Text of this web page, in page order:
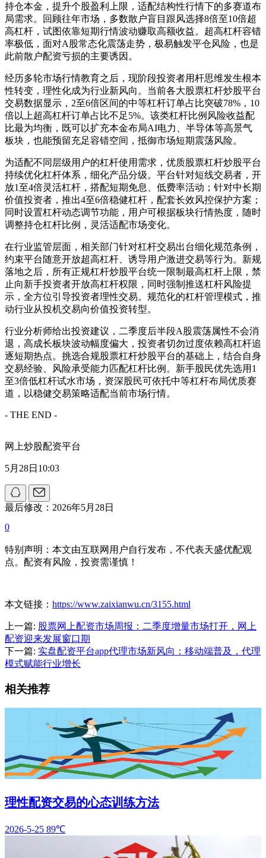
持仓本金，提升个股盈利上限，适配结构性行情下的多赛道布
局需求。回顾往年市场，多数散户盲目跟风选择8倍至10倍超
高杠杆，试图依靠短期行情波动赚取高额收益。超高杠杆容错
率极低，面对A股常态化震荡走势，极易触发平仓风险，也是
此前散户配资亏损的主要诱因。
经历多轮市场行情教育之后，现阶段投资者用杆思维发生根本
性转变，理性化成为行业新风向。当前各大股票杠杆炒股平台
交易数据显示，2至6倍区间的中等杠杆订单占比突破78%，10
倍以上超高杠杆订单占比不足5%。该类杠杆比例风险收益配
比最为均衡，既可以扩充本金布局AI电力、半导体等高景气
板块，也能预留充足容错空间，抵御市场短期震荡风险。
为适配不同层级用户的杠杆使用需求，优质股票杠杆炒股平台
持续优化杠杆体系，细化产品分级。平台针对短线交易者，开
放1至4倍灵活杠杆，搭配短期免息、低费率活动；针对中长期
价值投资者，推出4至6倍稳健杠杆，配套长效风控保护方案；
同时设置杠杆动态调节功能，用户可根据板块行情热度，随时
调整持仓杠杆比例，灵活适配市场变化。
在行业监管层面，相关部门针对杠杆交易出台细化规范条例，
约束平台随意开放超高杠杆、诱导用户激进交易等行为。新规
落地之后，所有正规杠杆炒股平台统一限制最高杠杆上限，禁
止向新手投资者开放高杠杆权限，同时强制推送杠杆风险提
示，全方位引导投资者理性交易。规范化的杠杆管理模式，推
动行业从投机交易向价值投资转型。
行业分析师给出投资建议，二季度后半段A股震荡属性不会消
退，高成长板块波动幅度偏大，投资者切勿过度依赖高杠杆追
逐短期热点。挑选合规股票杠杆炒股平台的基础上，结合自身
交易经验、风险承受能力匹配杠杆比例。新手股民优先选用1
至3倍低杠杆试水市场，资深股民可依托中等杠杆布局优质赛
道，以稳健交易策略适配当前市场行情。
- THE END -
网上炒股配资平台
5月28日10:03
最后修改：2026年5月28日
0
特别声明：本文由互联网用户自行发布，不代表天盛优配观
点。配资有风险，投资需谨慎！
本文链接： https://www.zaixianwu.cn/3155.html
上一篇: 股票网上配资市场周报：二季度增量市场打开，网上
配资迎来发展窗口期
下一篇: 实盘配资平台app代理市场新风向：移动端普及，代理
模式赋能行业增长
相关推荐
理性配资交易的心态训练方法
2026-5-25 89℃